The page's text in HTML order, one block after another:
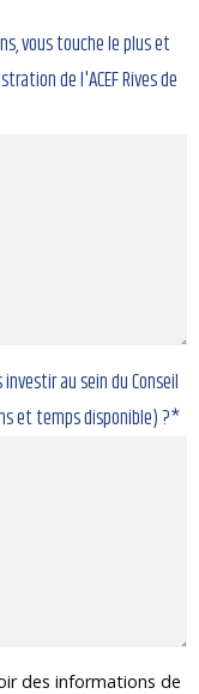
vous touche le plus et
de l'ACEF Rives de
au sein du Conseil
et temps disponible) ?*
des informations de